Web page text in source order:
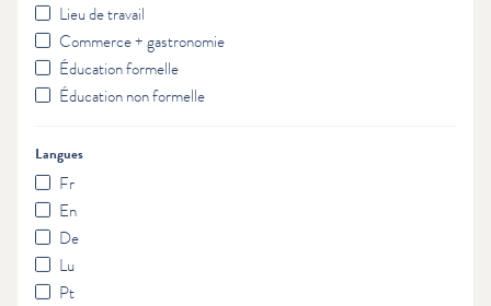
Lieu de travail
Commerce + gastronomie
Éducation formelle
Éducation non formelle
Langues
Fr
En
De
Lu
Pt